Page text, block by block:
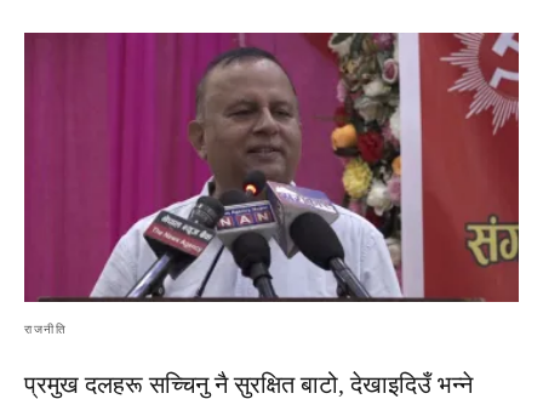
राजनीति
प्रमुख दलहरू सच्चिनु नै सुरक्षित बाटो, देखाइदिउँ भन्ने